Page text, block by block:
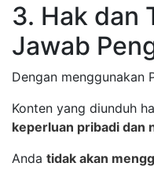
3. Hak dan
Jawab
Dengan menggunakan
Konten yang diunduh
keperluan pribadi dan
Anda tidak akan